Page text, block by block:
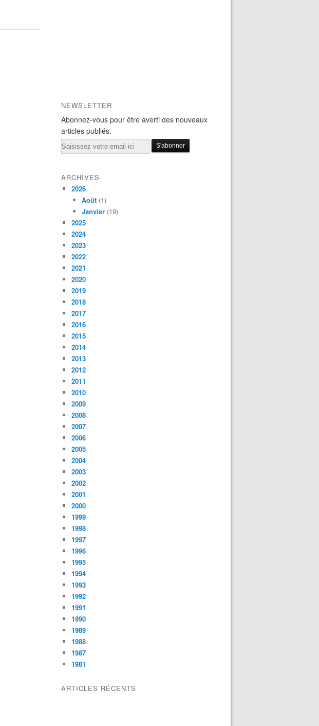
NEWSLETTER
Abonnez-vous pour être averti des nouveaux
articles publiés.
Email
ARCHIVES
2026
Août (1)
Janvier (19)
2025
2024
2023
2022
2021
2020
2019
2018
2017
2016
2015
2014
2013
2012
2011
2010
2009
2008
2007
2006
2005
2004
2003
2002
2001
2000
1999
1998
1997
1996
1995
1994
1993
1992
1991
1990
1989
1988
1987
1981
ARTICLES RÉCENTS